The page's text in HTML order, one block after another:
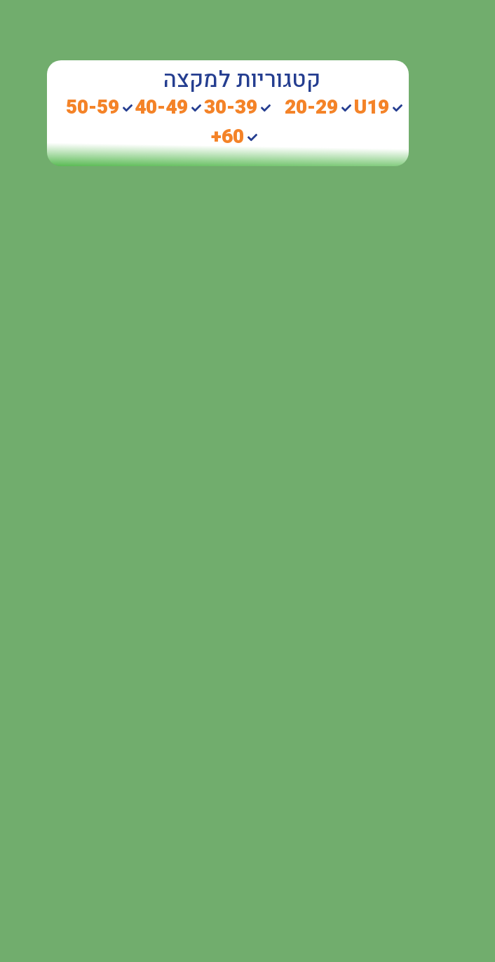
קטגוריות למקצה
U19
20-29
30-39
40-49
50-59
60+